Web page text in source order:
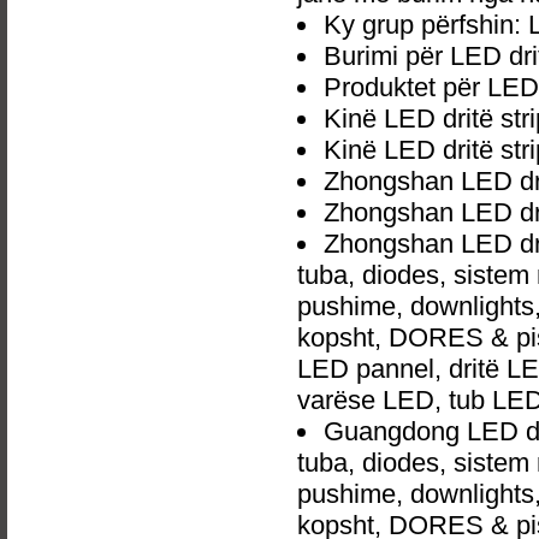
Ky grup përfshin:
Burimi për LED
Produktet për
Kinë LED dritë
Kinë LED dritë
Zhongshan LED
Zhongshan LED
Zhongshan LED
tuba, diodes,
pushime,
kopsht, DORES &
LED pannel, dritë
varëse LED, tub
Guangdong LED
tuba, diodes,
pushime,
kopsht, DORES &